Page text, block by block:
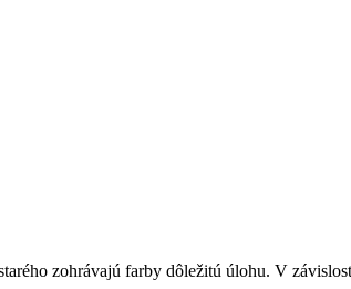
zohrávajú farby dôležitú úlohu. V